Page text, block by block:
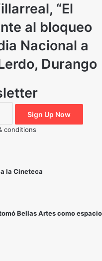
“El
al bloqueo
Nacional a
Durango
conditions
la Cineteca
Bellas Artes como espacio